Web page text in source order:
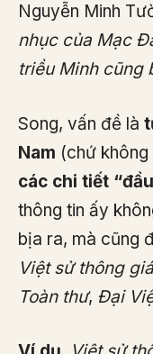
Nguyễn Minh
nhục của Mạc
triều Minh cũng
Song, vấn đề là
Nam (chứ
các chi tiết
thông tin ấy
bịa ra, mà cũng
Việt sử thông
Toàn thư, Đại